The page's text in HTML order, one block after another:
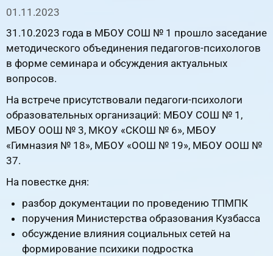
01.11.2023
31.10.2023 года в МБОУ СОШ № 1 прошло заседание
методического объединения педагогов-психологов
в форме семинара и обсуждения актуальных
вопросов.
На встрече присутствовали педагоги-психологи
образовательных организаций: МБОУ СОШ № 1,
МБОУ ООШ № 3, МКОУ «СКОШ № 6», МБОУ
«Гимназия № 18», МБОУ «ООШ № 19», МБОУ ООШ №
37.
На повестке дня:
разбор документации по проведению ТПМПК
поручения Министерства образования Кузбасса
обсуждение влияния социальных сетей на
формирование психики подростка